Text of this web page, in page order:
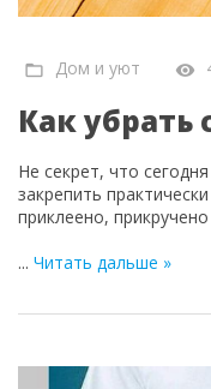
Дом и уют
Как убрать
Не секрет, что
закрепить
приклеено,
... Читать дальше »